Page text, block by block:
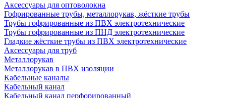
Аксессуары для оптоволокна
Гофрированные трубы, металлорукав, жёсткие трубы
Трубы гофрированные из ПВХ электротехнические
Трубы гофрированные из ПНД электротехнические
Гладкие жёсткие трубы из ПВХ электротехнические
Аксессуары для труб
Металлорукав
Металлорукав в ПВХ изоляции
Кабельные каналы
Кабельный канал
Кабельный канал перфорированный